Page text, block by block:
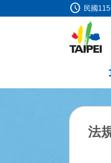
schedule 民國
法